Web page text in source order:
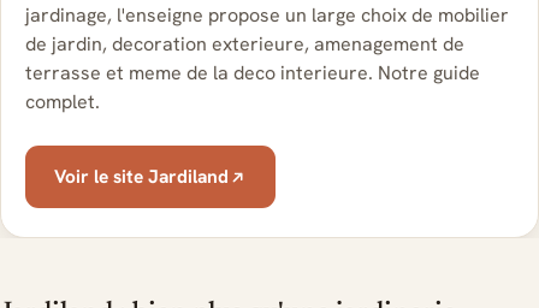
jardinage, l'enseigne propose un large choix de mobilier
de jardin, decoration exterieure, amenagement de
terrasse et meme de la deco interieure. Notre guide
complet.
Voir le site Jardiland